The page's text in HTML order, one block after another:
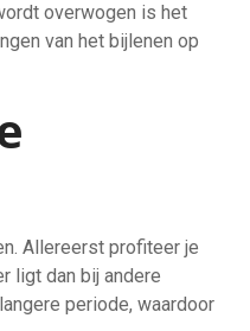
overwogen is het
van het bijlenen op
Allereerst profiteer je
ligt dan bij andere
periode, waardoor